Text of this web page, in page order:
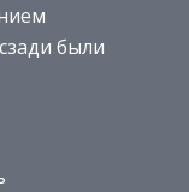
были